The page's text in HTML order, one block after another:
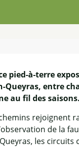
pied-à-terre
Queyras, entre
au fil des saisons.
rejoignent
de la
les circuits